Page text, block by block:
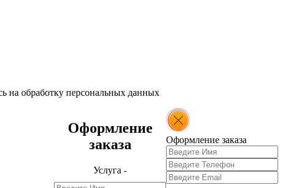
на обработку персональных данных
Оформление
заказа
Услуга -
Оформление заказа